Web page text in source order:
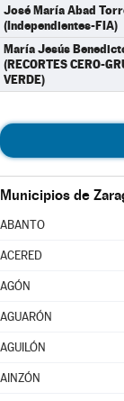
José María Abad
(Independientes-FIA)
María Jesús
(RECORTES CERO-
VERDE)
Municipios de
ABANTO
ACERED
AGÓN
AGUARÓN
AGUILÓN
AINZÓN